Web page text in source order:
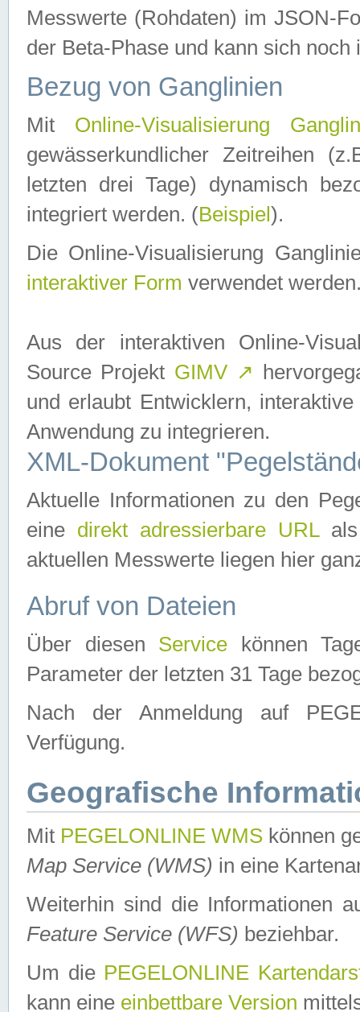
Messwerte (Rohdaten) im JSON-
der Beta-Phase und kann sich noch
Bezug von Ganglinien
Mit Online-Visualisierung
gewässerkundlicher Zeitreihen
letzten drei Tage) dynamisch
integriert werden. (Beispiel ).
Die Online-Visualisierung
interaktiver Form verwendet
Aus der interaktiven Online-
Source Projekt GIMV ↗
und erlaubt Entwicklern,
Anwendung zu integrieren.
XML-Dokument
Aktuelle Informationen zu den
eine direkt adressierbare URLals
aktuellen Messwerte liegen hier
Abruf von Dateien
Über diesen Service können
Parameter der letzten 31 Tage
Nach der Anmeldung auf
Verfügung.
Geografische
Mit PEGELONLINE WMS können
Map Service (WMS) in eine
Weiterhin sind die Informationen
Feature Service (WFS) beziehbar.
Um die PEGELONLINE
kann eine einbettbare Version